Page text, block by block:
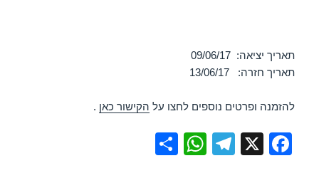
תאריך יציאה: 09/06/17
תאריך חזרה: 13/06/17
להזמנה ופרטים נוספים לחצו על הקישור כאן .
F
X
T
W